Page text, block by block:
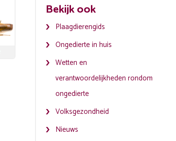
Bekijk ook
Plaagdierengids
Ongedierte in huis
Wetten en
verantwoordelijkheden rondom
ongedierte
Volksgezondheid
Nieuws